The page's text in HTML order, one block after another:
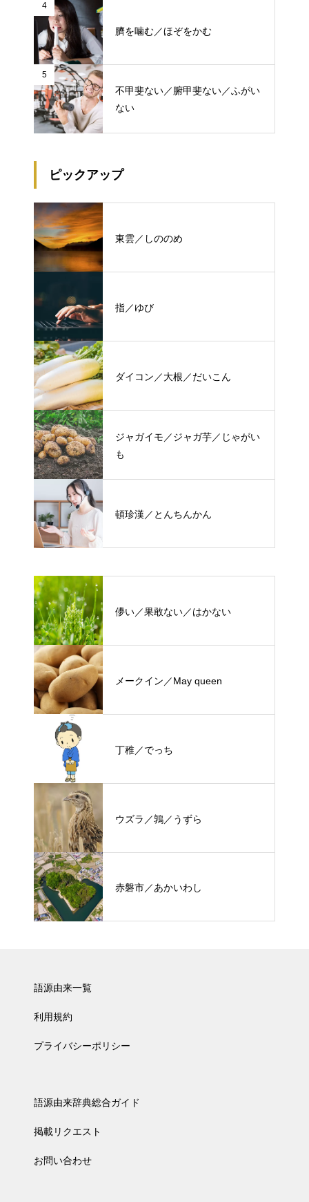
4
臍を噛む／ほぞをかむ
5
不甲斐ない／腑甲斐ない／ふがい
ない
ピックアップ
東雲／しののめ
指／ゆび
ダイコン／大根／だいこん
ジャガイモ／ジャガ芋／じゃがい
も
頓珍漢／とんちんかん
儚い／果敢ない／はかない
メークイン／May queen
丁稚／でっち
ウズラ／鶉／うずら
赤磐市／あかいわし
語源由来一覧
利用規約
プライバシーポリシー
語源由来辞典総合ガイド
掲載リクエスト
お問い合わせ